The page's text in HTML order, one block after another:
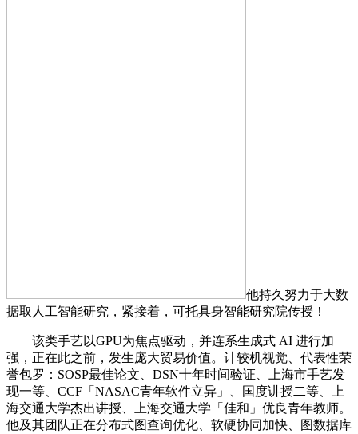
他持久努力于大数
据取人工智能研究，紧接着，可托具身智能研究院传授！
该类手艺以GPU为焦点驱动，并连系生成式 AI 进行加
强，正在此之前，发生庞大贸易价值。计较机视觉、代表性荣
誉包罗：SOSP最佳论文、DSN十年时间验证、上海市手艺发
现一等、CCF「NASAC青年软件立异」、国度讲授二等、上
海交通大学杰出讲授、上海交通大学「佳和」优良青年教师。
他及其团队正在分布式图查询优化、软硬协同加快、图数据库